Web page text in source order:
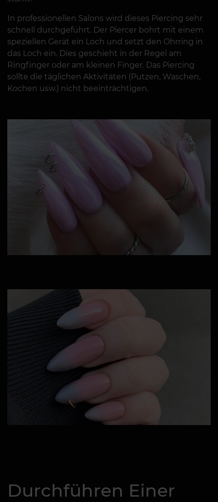
In professionellen Salons wird dieses Piercing sehr
schnell durchgeführt. Der Piercer bohrt mit einem
speziellen Gerät ein Loch und setzt den Ohrring in
das Loch ein. Dies geschieht in der Regel am
Ringfinger oder am kleinen Finger. Das Piercing
sollte die täglichen Aktivitäten (Putzen, Waschen,
Kochen usw.) nicht beeinträchtigen.
Durchführen Einer